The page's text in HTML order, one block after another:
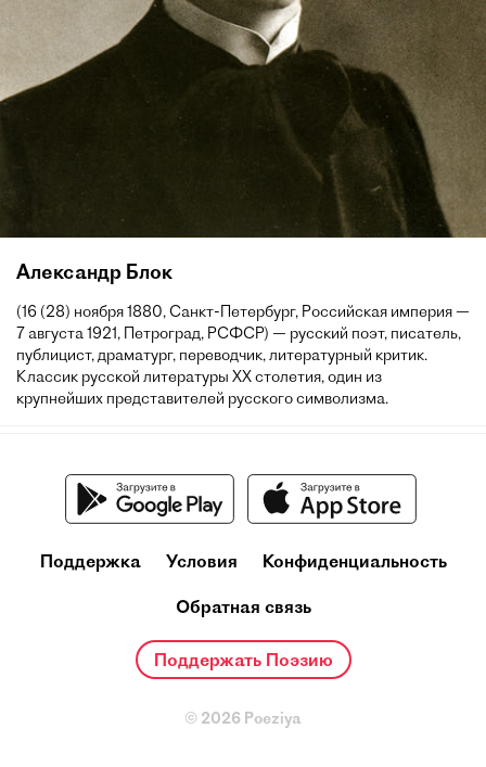
Александр Блок
(16 (28) ноября 1880, Санкт-Петербург, Российская империя —
7 августа 1921, Петроград, РСФСР) — русский поэт, писатель,
публицист, драматург, переводчик, литературный критик.
Классик русской литературы XX столетия, один из
крупнейших представителей русского символизма.
Поддержка Условия Конфиденциальность
Обратная связь
Поддержать Поэзию
© 2026 Poeziya